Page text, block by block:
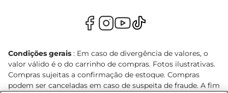
Condições gerais : Em caso de divergência de valores, o
valor válido é o do carrinho de compras. Fotos ilustrativas.
Compras sujeitas a confirmação de estoque. Compras
podem ser canceladas em caso de suspeita de fraude. A fim